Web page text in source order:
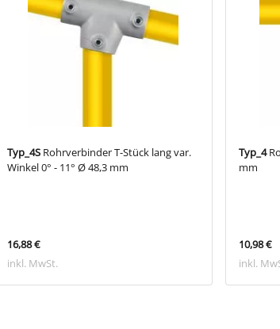
Typ_4S Rohrverbinder T-Stück lang var.
Winkel 0° - 11° Ø 48,3 mm
16,88 €
inkl. MwSt.
Typ_4
mm
10,98 €
inkl.